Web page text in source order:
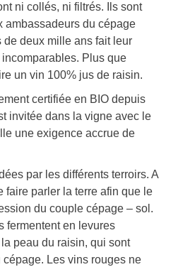
ni collés, ni filtrés. Ils sont
ambassadeurs du cépage
de deux mille ans fait leur
Plus que
un vin 100% jus de raisin.
certifiée en BIO depuis
invitée dans la vigne avec le
une exigence accrue de
par les différents terroirs. A
faire parler la terre afin que le
du couple cépage – sol.
fermentent en levures
peau du raisin, qui sont
Les vins rouges ne